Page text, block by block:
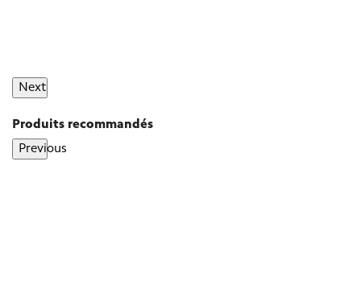
Next
Produits recommandés
Previous